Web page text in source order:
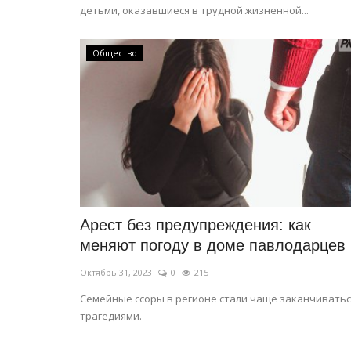
детьми, оказавшиеся в трудной жизненной...
Общество
Арест без предупреждения: как
меняют погоду в доме павлодарцев
Октябрь 31, 2023 0 215
Семейные ссоры в регионе стали чаще
трагедиями.